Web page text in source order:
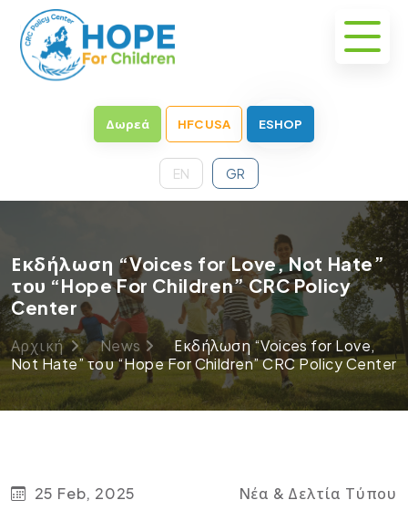
Δωρεά HFC USA ESHOP
EN GR
Εκδήλωση “Voices for Love, Not Hate”
του “Hope For Children” CRC Policy
Center
Αρχική News
Εκδήλωση “Voices for Love,
Not Hate” του “Hope For Children” CRC Policy Center
25 Feb, 2025 Νέα & Δελτία Τύπου